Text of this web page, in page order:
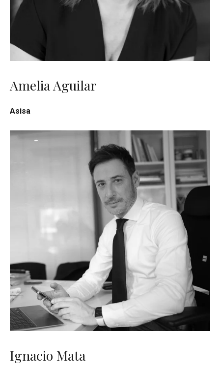
Amelia Aguilar
Asisa
Ignacio Mata